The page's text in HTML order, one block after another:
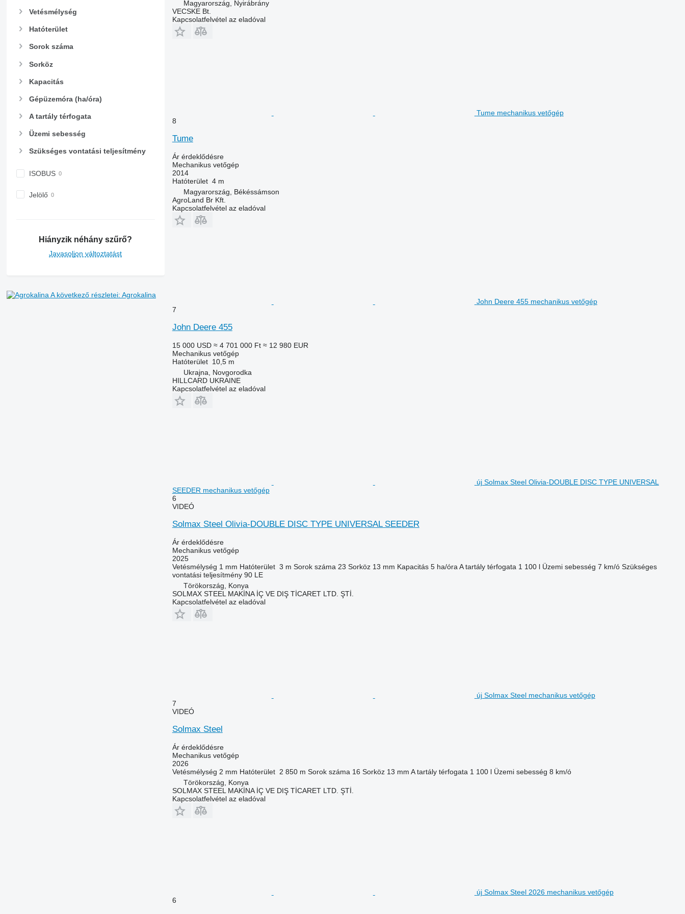
Vetésmélység
Hatóterület
Sorok száma
Sorköz
Kapacitás
Gépüzemóra (ha/óra)
A tartály térfogata
Üzemi sebesség
Szükséges vontatási teljesítmény
ISOBUS
Jelölő
Hiányzik néhány szűrő?
Javasoljon változtatást
A következő részletei: Agrokalina
Magyarország, Nyirábrány
VECSKE Bt.
Kapcsolatfelvétel az eladóval
Tume mechanikus vetőgép
8
Tume
Ár érdeklődésre
Mechanikus vetőgép
2014
Hatóterület 4 m
Magyarország, Békéssámson
AgroLand Br Kft.
Kapcsolatfelvétel az eladóval
John Deere 455 mechanikus vetőgép
7
John Deere 455
15 000 USD ≈ 4 701 000 Ft ≈ 12 980 EUR
Mechanikus vetőgép
Hatóterület 10,5 m
Ukrajna, Novgorodka
HILLCARD UKRAINE
Kapcsolatfelvétel az eladóval
új Solmax Steel Olivia-DOUBLE DISC TYPE UNIVERSAL
SEEDER mechanikus vetőgép
6
VIDEÓ
Solmax Steel Olivia-DOUBLE DISC TYPE UNIVERSAL SEEDER
Ár érdeklődésre
Mechanikus vetőgép
2025
Vetésmélység 1 mm Hatóterület 3 m Sorok száma 23 Sorköz 13 mm Kapacitás 5 ha/óra A tartály térfogata 1 100 l Üzemi sebesség 7 km/ó Szükséges
vontatási teljesítmény 90 LE
Törökország, Konya
SOLMAX STEEL MAKİNA İÇ VE DIŞ TİCARET LTD. ŞTİ.
Kapcsolatfelvétel az eladóval
új Solmax Steel mechanikus vetőgép
7
VIDEÓ
Solmax Steel
Ár érdeklődésre
Mechanikus vetőgép
2026
Vetésmélység 2 mm Hatóterület 2 850 m Sorok száma 16 Sorköz 13 mm A tartály térfogata 1 100 l Üzemi sebesség 8 km/ó
Törökország, Konya
SOLMAX STEEL MAKİNA İÇ VE DIŞ TİCARET LTD. ŞTİ.
Kapcsolatfelvétel az eladóval
új Solmax Steel 2026 mechanikus vetőgép
6